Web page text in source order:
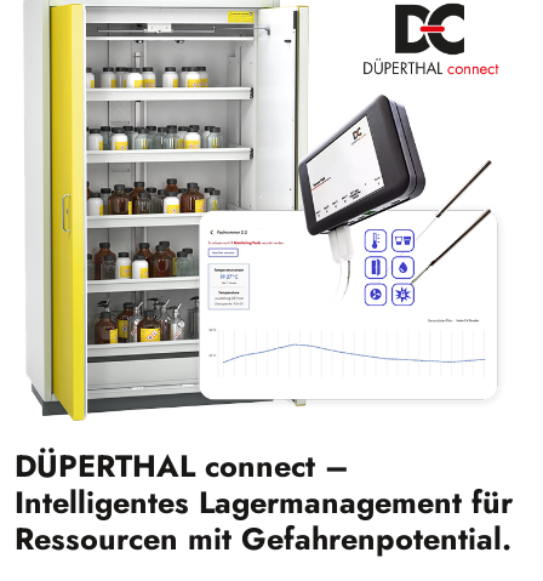
DÜPERTHAL connect –
Intelligentes Lagermanagement für
Ressourcen mit Gefahrenpotential.